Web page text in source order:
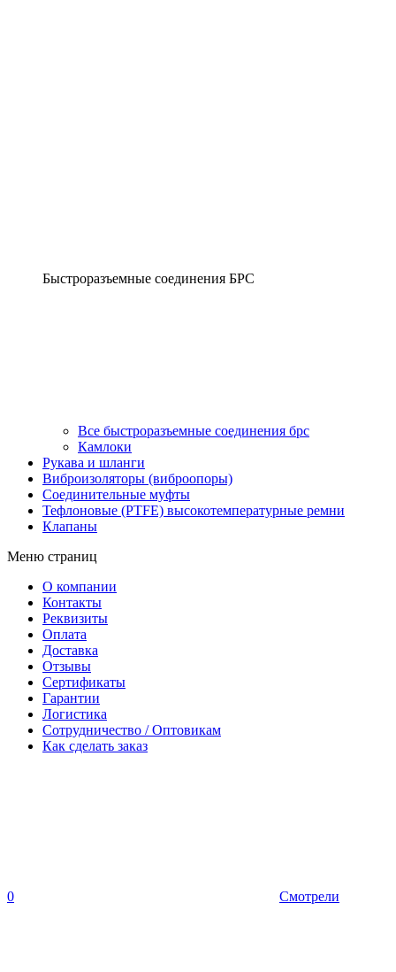
Быстроразъемные соединения БРС
Все быстроразъемные соединения брс
Камлоки
Рукава и шланги
Виброизоляторы (виброопоры)
Соединительные муфты
Тефлоновые (PTFE) высокотемпературные ремни
Клапаны
Меню страниц
О компании
Контакты
Реквизиты
Оплата
Доставка
Отзывы
Сертификаты
Гарантии
Логистика
Сотрудничество / Оптовикам
Как сделать заказ
0 Смотрели